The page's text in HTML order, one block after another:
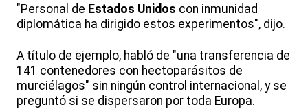
"Personal de Estados Unidos con inmunidad
diplomática ha dirigido estos experimentos", dijo.
A título de ejemplo, habló de "una transferencia de
141 contenedores con hectoparásitos de
murciélagos" sin ningún control internacional, y se
preguntó si se dispersaron por toda Europa.